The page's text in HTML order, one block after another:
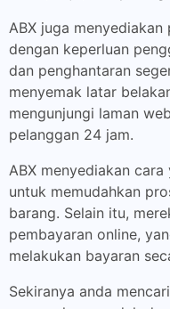
ABX juga
dengan keperluan
dan penghantaran
menyemak latar
mengunjungi laman
pelanggan 24 jam.
ABX menyediakan
untuk memudahkan
barang. Selain itu,
pembayaran online,
melakukan bayaran
Sekiranya anda